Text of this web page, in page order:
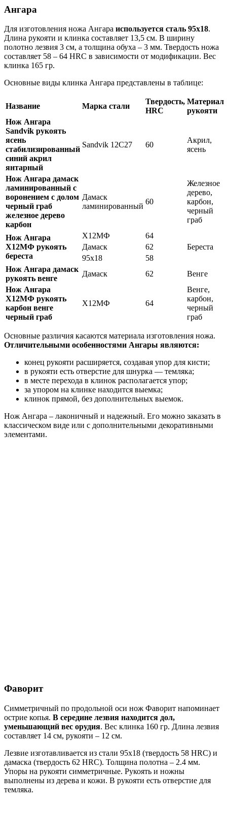
Ангара
Для изготовления ножа Ангара используется сталь 95х18.
Длина рукояти и клинка составляет 13,5 см. В ширину
полотно лезвия 3 см, а толщина обуха – 3 мм. Твердость ножа
составляет 58 – 64 HRC в зависимости от модификации. Вес
клинка 165 гр.
Основные виды клинка Ангара представлены в таблице:
Название Марка стали
Твердость,
HRC
Материал
рукояти
Нож Ангара
Sandvik рукоять
ясень
стабилизированный
синий акрил
янтарный
Sandvik 12C27 60
Акрил,
ясень
Нож Ангара дамаск
ламинированный с
воронением с долом
черный граб
железное дерево
карбон
Дамаск
ламинированный
60
Железное
дерево,
карбон,
черный
граб
Нож Ангара
Х12МФ рукоять
береста
Х12МФ
64
Береста
Дамаск
62
95х18
58
Нож Ангара дамаск
рукоять венге
Дамаск 62
Венге
Нож Ангара
Х12МФ рукоять
карбон венге
черный граб
Х12МФ 64
Венге,
карбон,
черный
граб
Основные различия касаются материала изготовления ножа.
Отличительными особенностями Ангары являются:
конец рукояти расширяется, создавая упор для кисти;
в рукояти есть отверстие для шнурка — темляка;
в месте перехода в клинок располагается упор;
за упором на клинке находится выемка;
клинок прямой, без дополнительных выемок.
Нож Ангара – лаконичный и надежный. Его можно заказать в
классическом виде или с дополнительными декоративными
элементами.
Фаворит
Симметричный по продольной оси нож Фаворит напоминает
острие копья. В середине лезвия находится дол,
уменьшающий вес орудия. Вес клинка 160 гр. Длина лезвия
составляет 14 см, рукояти – 12 см.
Лезвие изготавливается из стали 95х18 (твердость 58 HRC) и
дамаска (твердость 62 HRC). Толщина полотна – 2.4 мм.
Упоры на рукояти симметричные. Рукоять и ножны
выполнены из дерева и кожи. В рукояти есть отверстие для
темляка.